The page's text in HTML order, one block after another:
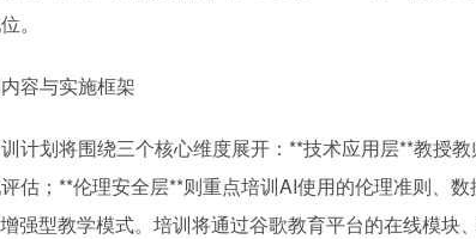
。
容与实施框架
计划将围绕三个核心维度展开：**技术应用层**教授
估；**伦理安全层**则重点培训AI使用的伦理准则、
强型教学模式。培训将通过谷歌教育平台的在线模